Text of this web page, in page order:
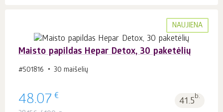
NAUJIENA
Maisto papildas Hepar Detox, 30 paketėlių
#501816 30 maišelių
48.07 € 41.5b.